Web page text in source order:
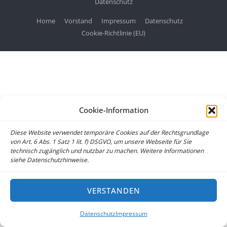
Cookie-Information
Diese Website verwendet temporäre Cookies auf der Rechtsgrundlage
von Art. 6 Abs. 1 Satz 1 lit. f) DSGVO, um unsere Webseite für Sie
technisch zugänglich und nutzbar zu machen. Weitere Informationen
siehe Datenschutzhinweise.
VERSTANDEN
DatenschutzImpressum
Home Vorstand Impressum
Datenschutz
Cookie-Richtlinie (EU)